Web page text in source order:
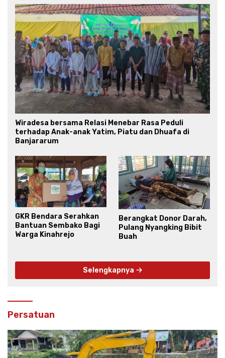
Wiradesa bersama Relasi Menebar Rasa Peduli
terhadap Anak-anak Yatim, Piatu dan Dhuafa di
Banjararum
GKR Bendara Serahkan
Bantuan Sembako Bagi
Warga Kinahrejo
Berangkat Donor Darah,
Pulang Nyangking Bibit
Buah
Selengkapnya
Persatuan